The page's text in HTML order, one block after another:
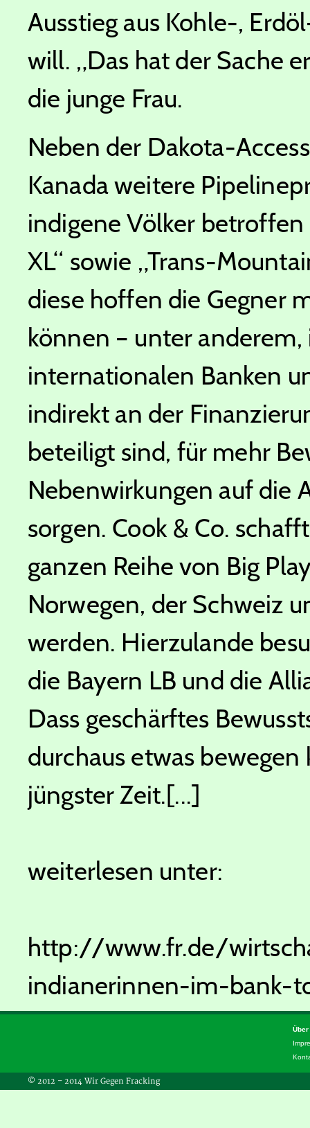
Ausstieg aus Kohle-,
will. „Das hat der Sache
die junge Frau.
Neben der Dakota-
Kanada weitere
indigene Völker
XL“ sowie „Trans-
diese hoffen die Gegner
können – unter
internationalen Banken
indirekt an der
beteiligt sind, für mehr
Nebenwirkungen auf die
sorgen. Cook & Co.
ganzen Reihe von Big
Norwegen, der Schweiz
werden. Hierzulande
die Bayern LB und die
Dass geschärftes
durchaus etwas
jüngster Zeit.[...]
weiterlesen unter:
http://www.fr.de/
indianerinnen-im-bank-
Über
© 2012 – 2014 Wir Gegen Fracking